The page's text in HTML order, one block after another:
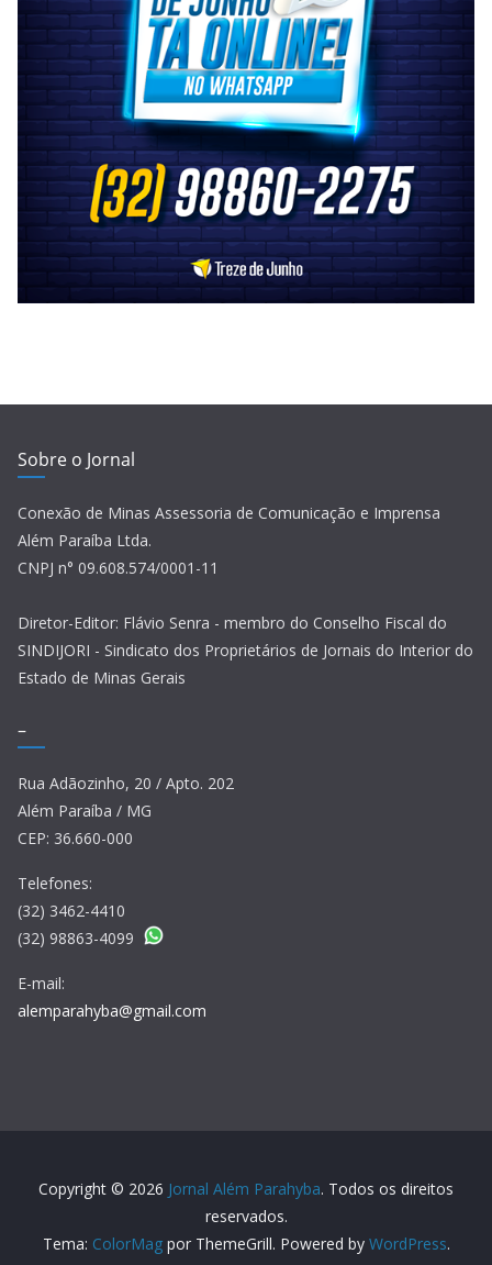
Sobre o Jornal
Conexão de Minas Assessoria de Comunicação e Imprensa
Além Paraíba Ltda.
CNPJ n° 09.608.574/0001-11
Diretor-Editor: Flávio Senra - membro do Conselho Fiscal do
SINDIJORI - Sindicato dos Proprietários de Jornais do Interior do
Estado de Minas Gerais
–
Rua Adãozinho, 20 / Apto. 202
Além Paraíba / MG
CEP: 36.660-000
Telefones:
(32) 3462-4410
(32) 98863-4099
E-mail:
alemparahyba@gmail.com
Copyright © 2026 Jornal Além Parahyba. Todos os direitos
reservados.
Tema: ColorMagpor ThemeGrill. Powered by WordPress.